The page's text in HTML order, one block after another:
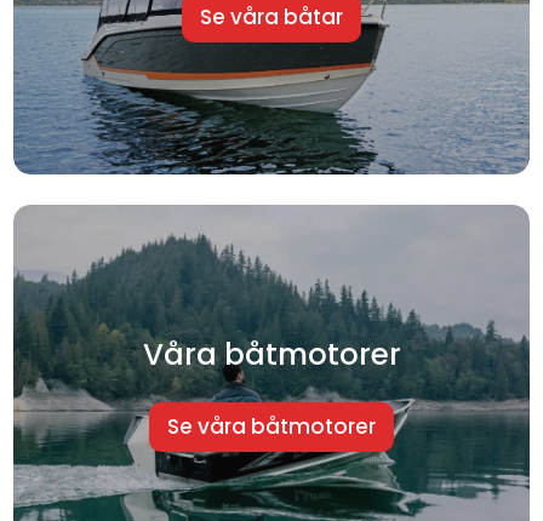
Se våra båtar
Våra båtmotorer
Se våra båtmotorer